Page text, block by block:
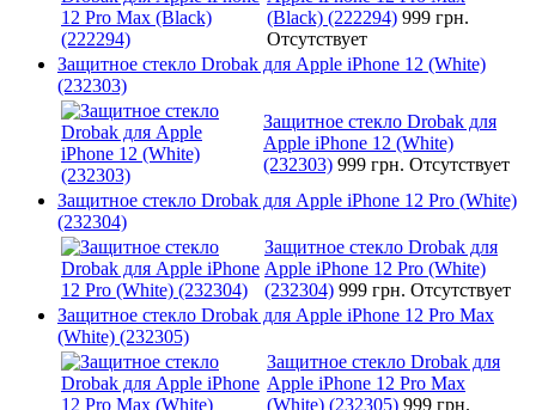
(Black) (222294) 999 грн.
Отсутствует
Защитное стекло Drobak для Apple iPhone 12 (White)
(232303)
Защитное стекло Drobak для
Apple iPhone 12 (White)
(232303) 999 грн. Отсутствует
Защитное стекло Drobak для Apple iPhone 12 Pro (White)
(232304)
Защитное стекло Drobak для
Apple iPhone 12 Pro (White)
(232304) 999 грн. Отсутствует
Защитное стекло Drobak для Apple iPhone 12 Pro Max
(White) (232305)
Защитное стекло Drobak для
Apple iPhone 12 Pro Max
(White) (232305) 999 грн.